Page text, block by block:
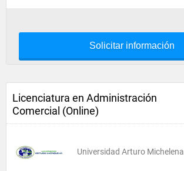
Solicitar información
Licenciatura en Administración
Comercial (Online)
Universidad Arturo Michelena